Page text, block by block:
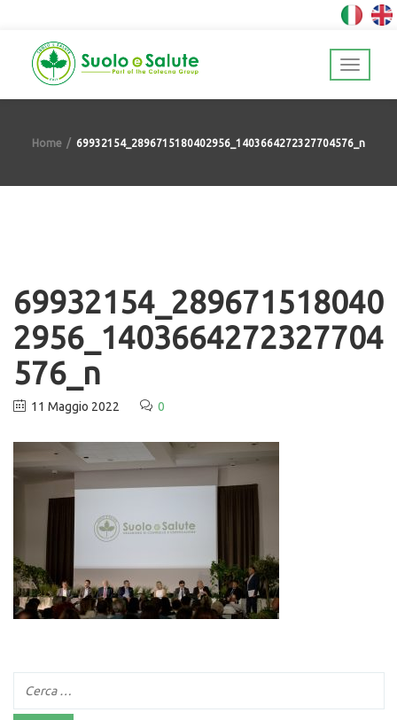
Home 69932154_2896715180402956_1403664272327704576_n
69932154_289671518040
2956_1403664272327704
576_n
11 Maggio 2022 0